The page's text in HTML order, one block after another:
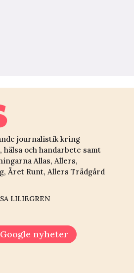
journalistik kring
och handarbete samt
Allas, Allers,
Året Runt, Allers Trädgård
LILIEGREN
Google nyheter